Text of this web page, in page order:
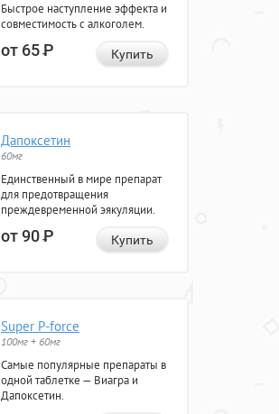
Быстрое наступление эффекта и
совместимость с алкоголем.
от 65Р Купить
Дапоксетин
60мг
Единственный в мире препарат
для предотвращения
преждевременной эякуляции.
от 90Р Купить
Super P-force
100мг + 60мг
Самые популярные препараты в
одной таблетке — Виагра и
Дапоксетин.